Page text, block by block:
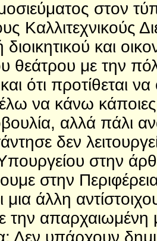
στον
Καλλιτεχνικούς
και
θεάτρου με την
ότι προτίθεται
να κάνω
αλλά πάλι
δεν
στην
στην
άλλη
την
Δεν υπάρχουν